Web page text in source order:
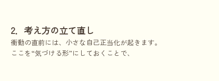
2．考え方の立て直し
衝動の直前には、小さな自己正当化が起きます。
ここを“気づける形”にしておくことで、